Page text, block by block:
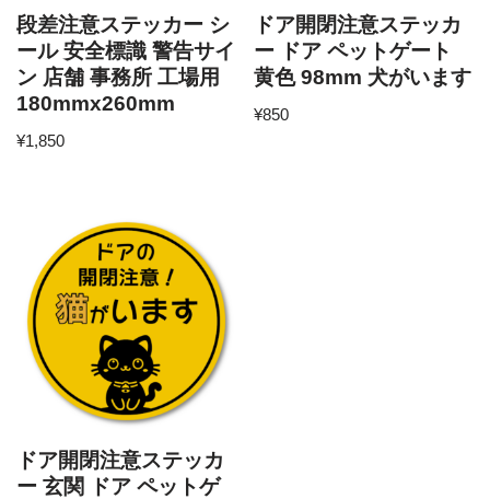
段差注意ステッカー シ
ール 安全標識 警告サイ
ン 店舗 事務所 工場用
180mmx260mm
¥1,850
ドア開閉注意ステッカ
ー ドア ペットゲート
黄色 98mm 犬がいます
¥850
ドア開閉注意ステッカ
ー 玄関 ドア ペットゲ